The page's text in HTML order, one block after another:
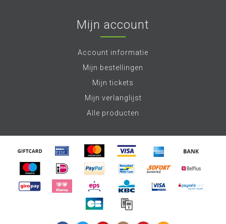
Mijn account
Account informatie
Mijn bestellingen
Mijn tickets
Mijn verlanglijst
Alle producten